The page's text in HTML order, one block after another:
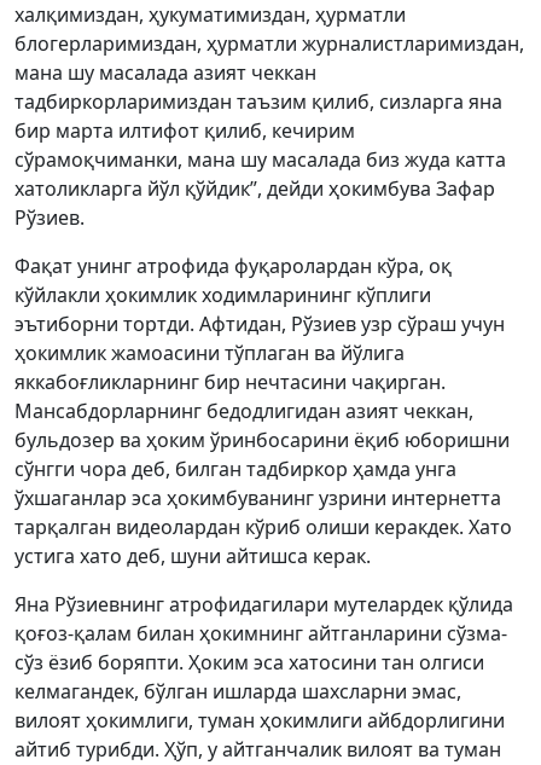
халқимиздан, ҳукуматимиздан, ҳурматли
блогерларимиздан, ҳурматли журналистларимиздан,
мана шу масалада азият чеккан
тадбиркорларимиздан таъзим қилиб, сизларга яна
бир марта илтифот қилиб, кечирим
сўрамоқчиманки, мана шу масалада биз жуда катта
хатоликларга йўл қўйдик”, дейди ҳокимбува Зафар
Рўзиев.
Фақат унинг атрофида фуқаролардан кўра, оқ
кўйлакли ҳокимлик ходимларининг кўплиги
эътиборни тортди. Афтидан, Рўзиев узр сўраш учун
ҳокимлик жамоасини тўплаган ва йўлига
яккабоғликларнинг бир нечтасини чақирган.
Мансабдорларнинг бедодлигидан азият чеккан,
бульдозер ва ҳоким ўринбосарини ёқиб юборишни
сўнгги чора деб, билган тадбиркор ҳамда унга
ўхшаганлар эса ҳокимбуванинг узрини интернетта
тарқалган видеолардан кўриб олиши керакдек. Хато
устига хато деб, шуни айтишса керак.
Яна Рўзиевнинг атрофидагилари мутелардек қўлида
қоғоз-қалам билан ҳокимнинг айтганларини сўзма-
сўз ёзиб боряпти. Ҳоким эса хатосини тан олгиси
келмагандек, бўлган ишларда шахсларни эмас,
вилоят ҳокимлиги, туман ҳокимлиги айбдорлигини
айтиб турибди. Ҳўп, у айтганчалик вилоят ва туман